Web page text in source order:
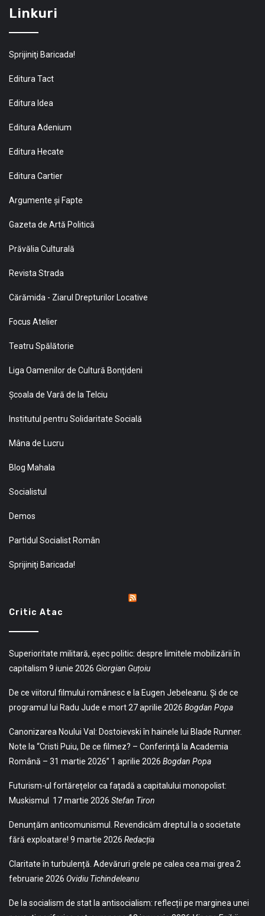
Linkuri
Sprijiniţi Baricada!
Editura Tact
Editura Idea
Editura Adenium
Editura Hecate
Editura Cartier
Argumente și Fapte
Gazeta de Artă Politică
Prăvălia Culturală
Revista Strada
Cărămida - Ziarul Drepturilor Locative
Focus Atelier
Teatru Spălătorie
Liga Oamenilor de Cultură Bonţideni
Şcoala de Vară de la Telciu
Institutul pentru Solidaritate Socială
Mâna de Lucru
Blog Mahala
Socialistul
Demos
Partidul Socialist Român
Sprijiniţi Baricada!
Critic Atac
Superioritate militară, eșec politic: despre limitele mobilizării în
capitalism 9 iunie 2026 Giorgian Guțoiu
De ce viitorul filmului românesc e la Eugen Jebeleanu. Și de ce
programul lui Radu Jude e mort27 aprilie 2026 Bogdan Popa
Canonizarea Noului Val: Dostoievski în hainele lui Blade Runner.
Note la “Cristi Puiu, De ce filmez? – Conferință la Academia
Română – 31 martie 2026” 1 aprilie 2026 Bogdan Popa
Futurism-ul fortărețelor ca fațadă a capitalului monopolist:
Muskismul 17 martie 2026 Stefan Tiron
Denunțăm anticomunismul. Revendicăm dreptul la o societate
fără exploatare! 9 martie 2026 Redacția
Claritate în turbulență. Adevăruri grele pe calea cea mai grea 2
februarie 2026 Ovidiu Tichindeleanu
De la socialism de stat la antisocialism: reflecții pe marginea unei